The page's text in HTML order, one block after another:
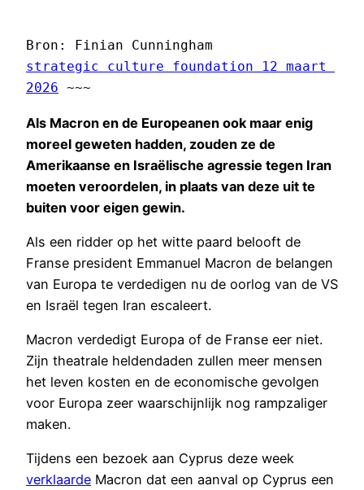
Bron: Finian Cunningham
strategic culture foundation 12 maart
2026 ~~~
Als Macron en de Europeanen ook maar enig
moreel geweten hadden, zouden ze de
Amerikaanse en Israëlische agressie tegen Iran
moeten veroordelen, in plaats van deze uit te
buiten voor eigen gewin.
Als een ridder op het witte paard belooft de
Franse president Emmanuel Macron de belangen
van Europa te verdedigen nu de oorlog van de VS
en Israël tegen Iran escaleert.
Macron verdedigt Europa of de Franse eer niet.
Zijn theatrale heldendaden zullen meer mensen
het leven kosten en de economische gevolgen
voor Europa zeer waarschijnlijk nog rampzaliger
maken.
Tijdens een bezoek aan Cyprus deze week
verklaarde Macron dat een aanval op Cyprus een